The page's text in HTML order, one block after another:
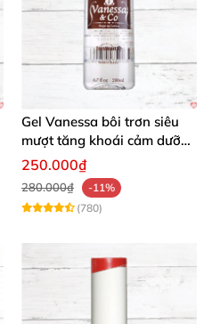
Gel Vanessa bôi trơn siêu
mượt tăng khoái cảm dưỡng
ẩm 200ml
250.000₫
280.000₫
-11%
(780)